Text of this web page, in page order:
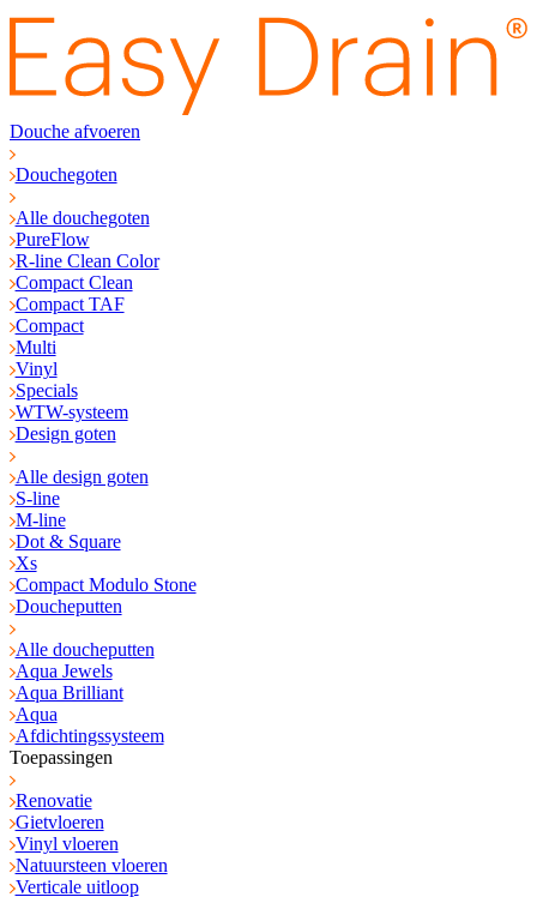
Douche afvoeren
Douchegoten
Alle douchegoten
PureFlow
R-line Clean Color
Compact Clean
Compact TAF
Compact
Multi
Vinyl
Specials
WTW-systeem
Design goten
Alle design goten
S-line
M-line
Dot & Square
Xs
Compact Modulo Stone
Doucheputten
Alle doucheputten
Aqua Jewels
Aqua Brilliant
Aqua
Afdichtingssysteem
Toepassingen
Renovatie
Gietvloeren
Vinyl vloeren
Natuursteen vloeren
Verticale uitloop